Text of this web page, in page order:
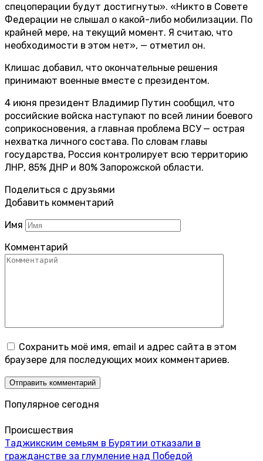
спецоперации будут достигнуты». «Никто в Совете
Федерации не слышал о какой-либо мобилизации. По
крайней мере, на текущий момент. Я считаю, что
необходимости в этом нет», — отметил он.
Клишас добавил, что окончательные решения
принимают военные вместе с президентом.
4 июня президент Владимир Путин сообщил, что
российские войска наступают по всей линии боевого
соприкосновения, а главная проблема ВСУ — острая
нехватка личного состава. По словам главы
государства, Россия контролирует всю территорию
ЛНР, 85% ДНР и 80% Запорожской области.
Поделиться с друзьями
Добавить комментарий
Имя
Комментарий
Сохранить моё имя, email и адрес сайта в этом
браузере для последующих моих комментариев.
Популярное сегодня
Происшествия
Таджикским семьям в Бурятии отказали в
гражданстве за глумление над Победой